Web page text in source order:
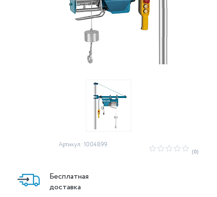
Артикул: 1004899
(0)
Бесплатная
доставка